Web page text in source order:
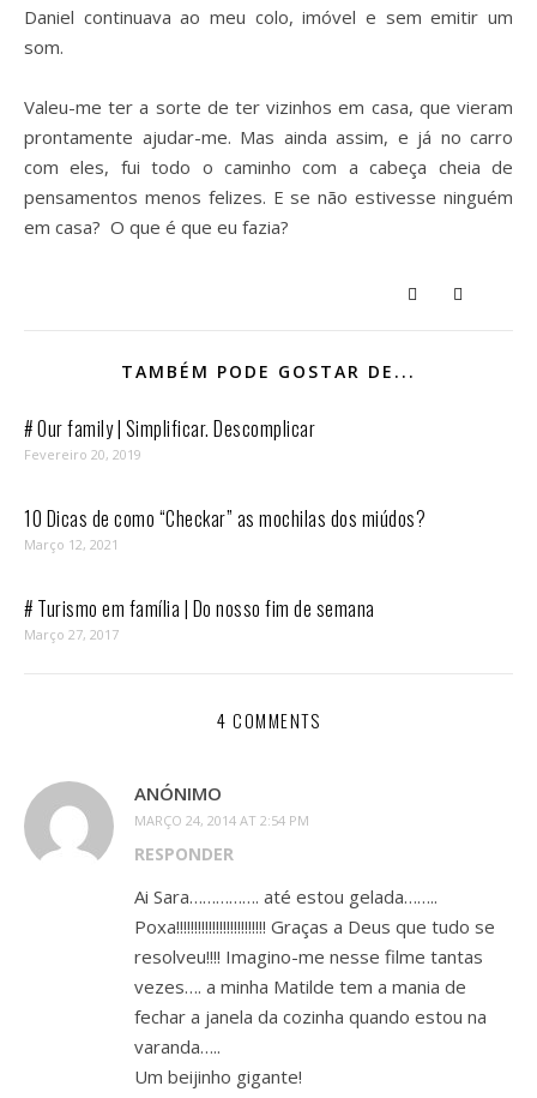
Daniel continuava ao meu colo, imóvel e sem emitir um
som.
Valeu-me ter a sorte de ter vizinhos em casa, que vieram
prontamente ajudar-me. Mas ainda assim, e já no carro
com eles, fui todo o caminho com a cabeça cheia de
pensamentos menos felizes. E se não estivesse ninguém
em casa? O que é que eu fazia?
TAMBÉM PODE GOSTAR DE...
# Our family | Simplificar. Descomplicar
Fevereiro 20, 2019
10 Dicas de como “Checkar” as mochilas dos miúdos?
Março 12, 2021
# Turismo em família | Do nosso fim de semana
Março 27, 2017
4 COMMENTS
ANÓNIMO
MARÇO 24, 2014 AT 2:54 PM
RESPONDER
Ai Sara……………. até estou gelada……..
Poxa!!!!!!!!!!!!!!!!!!!!!!!!! Graças a Deus que tudo se
resolveu!!!! Imagino-me nesse filme tantas
vezes…. a minha Matilde tem a mania de
fechar a janela da cozinha quando estou na
varanda…..
Um beijinho gigante!